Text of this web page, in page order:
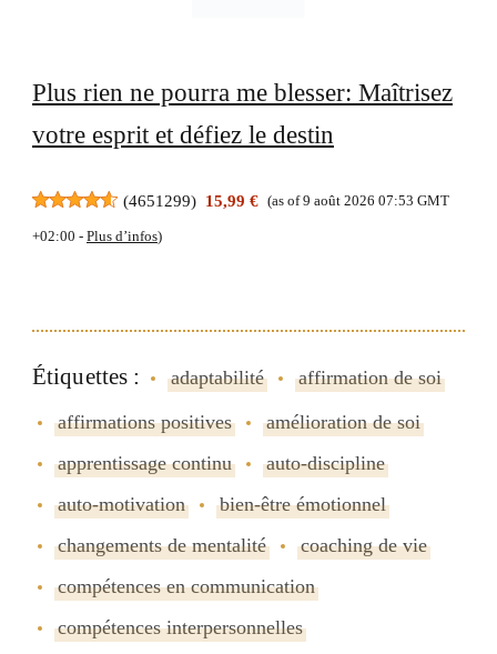
Plus rien ne pourra me blesser: Maîtrisez
votre esprit et défiez le destin
(4651299) 15,99 € (as of 9 août 2026 07:53 GMT
+02:00 - Plus d’infos)
Étiquettes : adaptabilité
affirmation de soi
affirmations positives
amélioration de soi
apprentissage continu
auto-discipline
auto-motivation
bien-être émotionnel
changements de mentalité
coaching de vie
compétences en communication
compétences interpersonnelles